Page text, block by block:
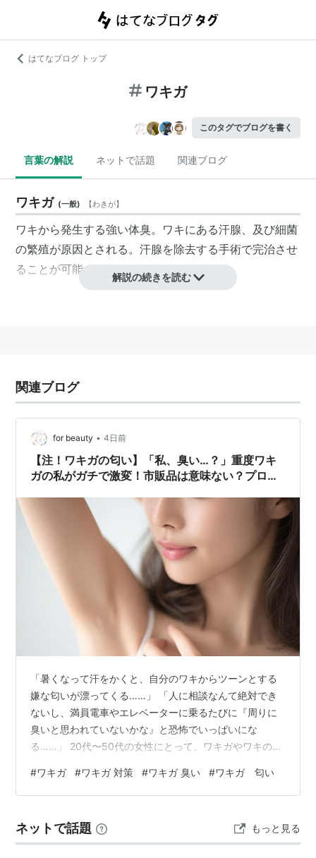
はてなブログ トップ
ワキガ
このタグでブログを書く
言葉の解説 ネットで話題 関連ブログ
ワキガ (一般) 【わきが】
ワキから発生する強い体臭。ワキにある汗腺、及び細菌
の繁殖が原因とされる。汗腺を除去する手術で完治させ
ることが可能。
解説の続きを読む
関連ブログ
for beauty • 4日前
【注！ワキガの匂い】「私、臭い…？」重度ワキ
ガの私がガチで激変！市販品は意味ない？プロが
「暑くなって汗をかくと、自分のワキからツーンとする
嫌な匂いが漂ってくる……」 「人に相談なんて絶対でき
ないし、満員電車やエレベーターに乗るたびに『周りに
臭いと思われていないかな』と恐怖でいっぱいにな
る……」 20代〜50代の女性にとって、ワキガやワキの嫌
よね。 ドラッグストアで評判の制汗スプレーやロールオ
ンを片っ端から試したものの、「塗った直後しか効果が
ませんか？ 実は、どれだけ制汗剤を塗り重ねてもワキガ
臭が消えないのには、明確な科学的理由があります。 今
#ワキガ #ワキガ 対策 #ワキガ 臭い #ワキガ 匂い
ネットで話題 もっと見る